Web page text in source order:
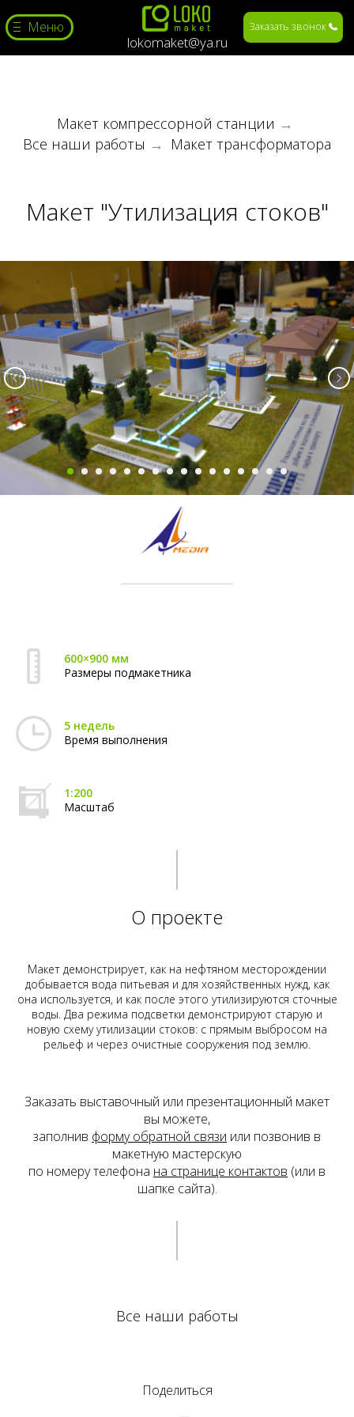
Меню Заказать звонок
lokomaket@ya.ru
Макет компрессорной станции →
Все наши работы → Макет трансформатора
Макет "Утилизация стоков"
600×900 мм
Размеры подмакетника
5 недель
Время выполнения
1:200
Масштаб
О проекте
Макет демонстрирует, как на нефтяном месторождении
добывается вода питьевая и для хозяйственных нужд, как
она используется, и как после этого утилизируются сточные
воды. Два режима подсветки демонстрируют старую и
новую схему утилизации стоков: с прямым выбросом на
рельеф и через очистные сооружения под землю.
Заказать выставочный или презентационный макет
вы можете,
заполнив форму обратной связи или позвонив в
макетную мастерскую
по номеру телефона на странице контактов (или в
шапке сайта).
Все наши работы
Поделиться